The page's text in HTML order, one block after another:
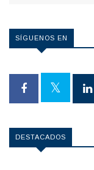
SÍGUENOS EN
DESTACADOS